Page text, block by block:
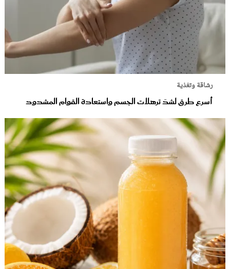
رشاقة وتغذية
أسرع طرق لشدّ ترهلات الجسم واستعادة القوام المشدود